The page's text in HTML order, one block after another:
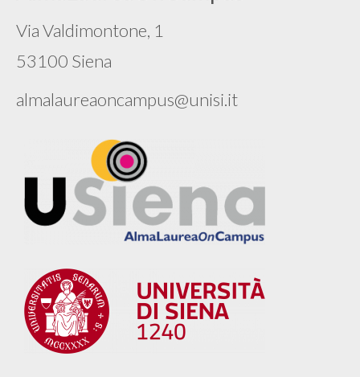
Via Valdimontone, 1
53100 Siena
almalaureaoncampus@unisi.it